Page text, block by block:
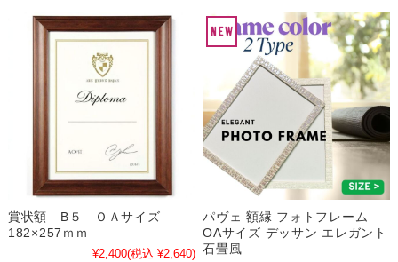
賞状額 B５ ＯＡサイズ
182×257ｍｍ
¥2,400(税込 ¥2,640)
パヴェ 額縁 フォトフレーム
OAサイズ デッサン エレガント
石畳風